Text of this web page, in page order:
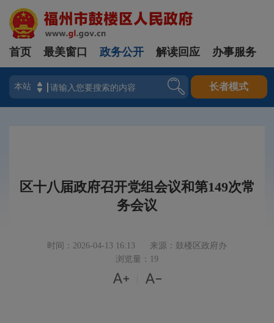
登录
首页 最美窗口 政务公开 解读回应 办事服务
长者模式
区十八届政府召开党组会议和第149次常
务会议
时间：2026-04-13 16:13
来源：鼓楼区政府办
浏览量：19
 